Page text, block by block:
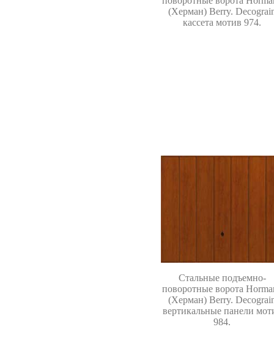
(Херман) Berry.
кассета мотив 974.
Стальные подъемно-
поворотные ворота
(Херман) Berry.
вертикальные панели
984.